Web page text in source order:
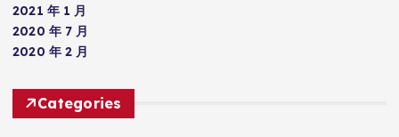
2021 年 1 月
2020 年 7 月
2020 年 2 月
Categories